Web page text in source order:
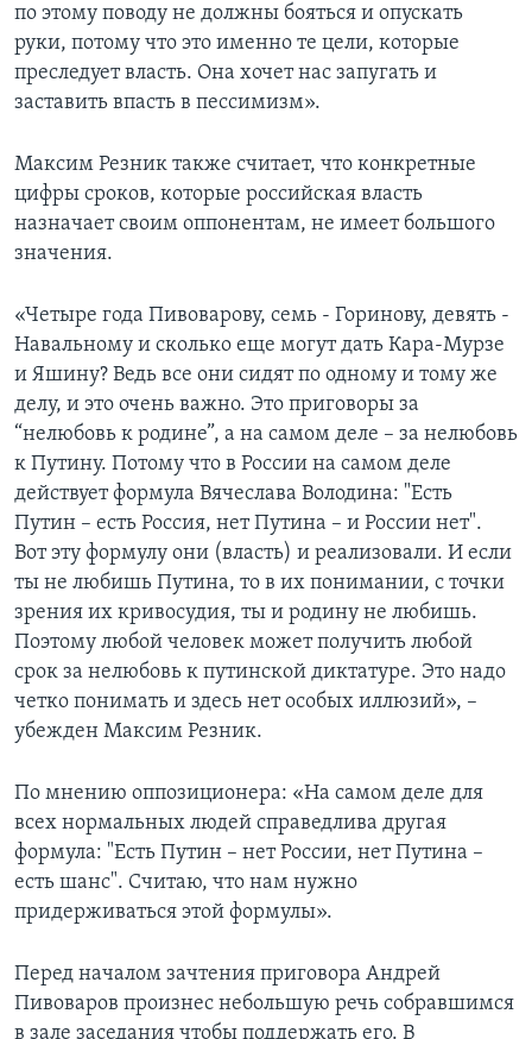
по этому поводу не должны бояться и опускать
руки, потому что это именно те цели, которые
преследует власть. Она хочет нас запугать и
заставить впасть в пессимизм».
Максим Резник также считает, что конкретные
цифры сроков, которые российская власть
назначает своим оппонентам, не имеет большого
значения.
«Четыре года Пивоварову, семь - Горинову, девять -
Навальному и сколько еще могут дать Кара-Мурзе
и Яшину? Ведь все они сидят по одному и тому же
делу, и это очень важно. Это приговоры за
“нелюбовь к родине”, а на самом деле – за нелюбовь
к Путину. Потому что в России на самом деле
действует формула Вячеслава Володина: "Есть
Путин – есть Россия, нет Путина – и России нет".
Вот эту формулу они (власть) и реализовали. И если
ты не любишь Путина, то в их понимании, с точки
зрения их кривосудия, ты и родину не любишь.
Поэтому любой человек может получить любой
срок за нелюбовь к путинской диктатуре. Это надо
четко понимать и здесь нет особых иллюзий», –
убежден Максим Резник.
По мнению оппозиционера: «На самом деле для
всех нормальных людей справедлива другая
формула: "Есть Путин – нет России, нет Путина –
есть шанс". Считаю, что нам нужно
придерживаться этой формулы».
Перед началом зачтения приговора Андрей
Пивоваров произнес небольшую речь собравшимся
в зале заседания чтобы поддержать его. В